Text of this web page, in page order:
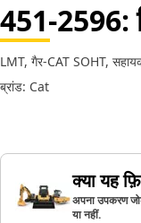
451-2596:
LMT, गैर-CAT SOHT,
ब्रांड: Cat
क्या यह
अपना उपकरण
या नहीं.